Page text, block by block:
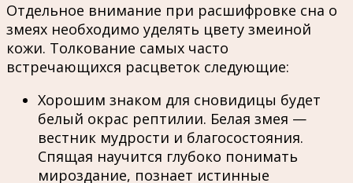
Отдельное внимание при расшифровке сна о
змеях необходимо уделять цвету змеиной
кожи. Толкование самых часто
встречающихся расцветок следующие:
Хорошим знаком для сновидицы будет
белый окрас рептилии. Белая змея —
вестник мудрости и благосостояния.
Спящая научится глубоко понимать
мироздание, познает истинные